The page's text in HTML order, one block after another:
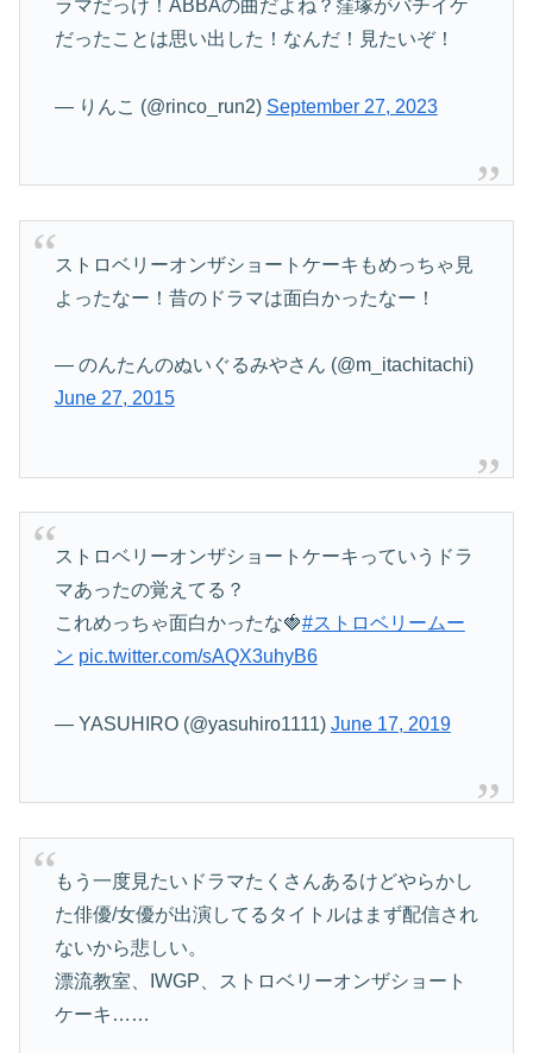
ラマだっけ！ABBAの曲だよね？窪塚がバチイケ
だったことは思い出した！なんだ！見たいぞ！
— りんこ (@rinco_run2) September 27, 2023
ストロベリーオンザショートケーキもめっちゃ見
よったなー！昔のドラマは面白かったなー！
— のんたんのぬいぐるみやさん (@m_itachitachi)
June 27, 2015
ストロベリーオンザショートケーキっていうドラ
マあったの覚えてる？
これめっちゃ面白かったな🍓#ストロベリームー
ン pic.twitter.com/sAQX3uhyB6
— YASUHIRO (@yasuhiro1111) June 17, 2019
もう一度見たいドラマたくさんあるけどやらかし
た俳優/女優が出演してるタイトルはまず配信され
ないから悲しい。
漂流教室、IWGP、ストロベリーオンザショート
ケーキ……